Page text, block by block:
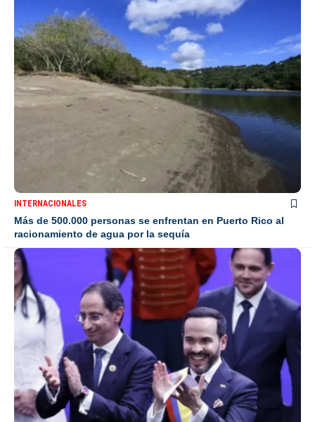
INTERNACIONALES
Más de 500.000 personas se enfrentan en Puerto Rico al
racionamiento de agua por la sequía